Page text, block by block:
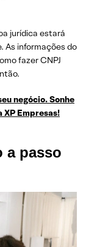
jurídica estará
As informações do
fazer CNPJ
negócio. Sonhe
XP Empresas!
a passo